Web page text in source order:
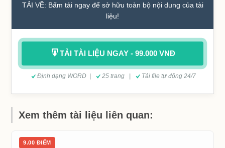
TẢI VỀ: Bấm tải ngay để sở hữu toàn bộ nội dung của tài
liệu!
TẢI TÀI LIỆU NGAY - 99.000 VNĐ
Định dạng WORD | 25 trang | Tải file tự động 24/7
Xem thêm tài liệu liên quan:
9.00 ĐIỂM